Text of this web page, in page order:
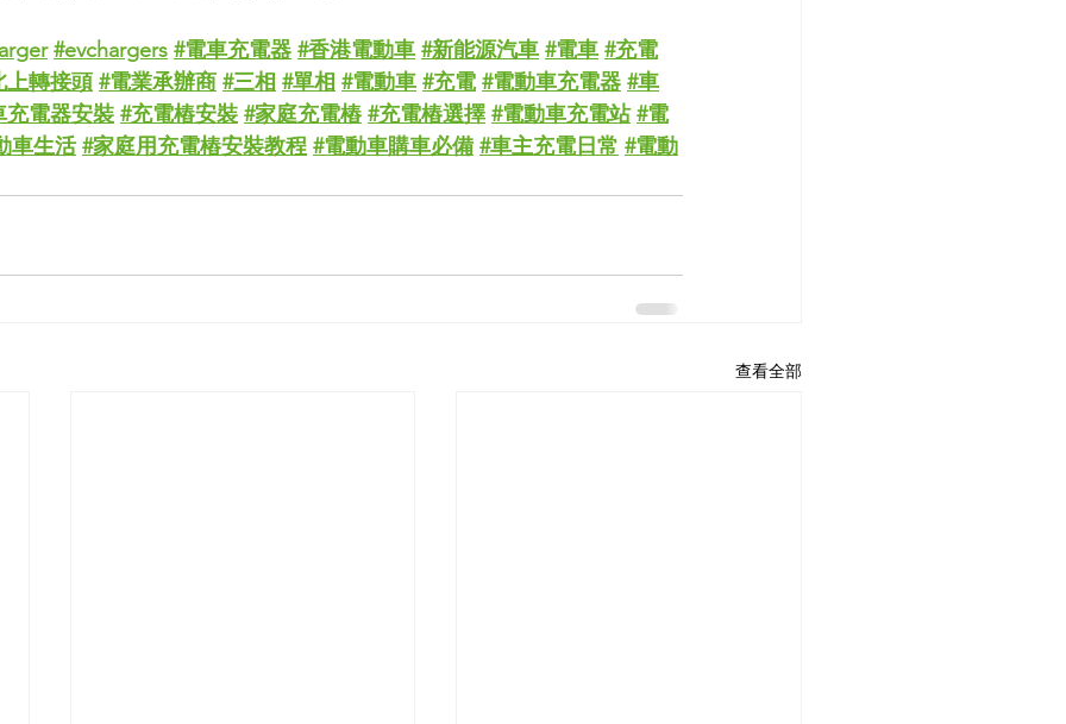
#evchargers #電車充電器 #香港電動車 #新能源汽車 #電車 #充電
上轉接頭 #電業承辦商 #三相 #單相 #電動車 #充電 #電動車充電器 #車
充電器安裝 #充電樁安裝 #家庭充電樁 #充電樁選擇 #電動車充電站 #電
車生活 #家庭用充電樁安裝教程 #電動車購車必備 #車主充電日常 #電動
查看全部